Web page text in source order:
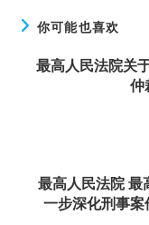
你可能也喜欢
最高人民法院关
仲
最高人民法院 最
一步深化刑事